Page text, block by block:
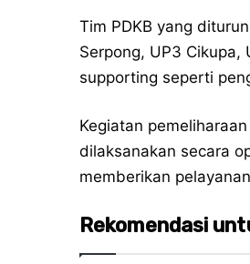
Tim PDKB yang
Serpong, UP3 Cikupa,
supporting seperti
Kegiatan
dilaksanakan secara
memberikan
Rekomendasi